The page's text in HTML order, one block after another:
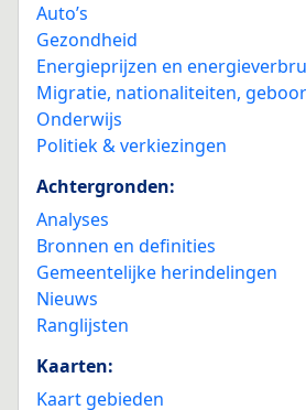
Auto’s
Gezondheid
Energieprijzen en
Migratie, nationaliteiten,
Onderwijs
Politiek & verkiezingen
Achtergronden:
Analyses
Bronnen en definities
Gemeentelijke herindelingen
Nieuws
Ranglijsten
Kaarten:
Kaart gebieden